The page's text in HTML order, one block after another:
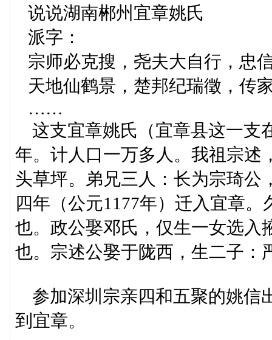
说说湖南郴州宜章姚氏
派字：
宗师必克搜，尧夫大自行，忠
天地仙鹤景，楚邦纪瑞徵，传
……
这支宜章姚氏（宜章县这一支
年。计人口一万多人。我祖宗述
头草坪。弟兄三人：长为宗琦公
四年（公元1177年）迁入宜章
也。政公娶邓氏，仅生一女选入
也。宗述公娶于陇西，生二子：
参加深圳宗亲四和五聚的姚信
到宜章。